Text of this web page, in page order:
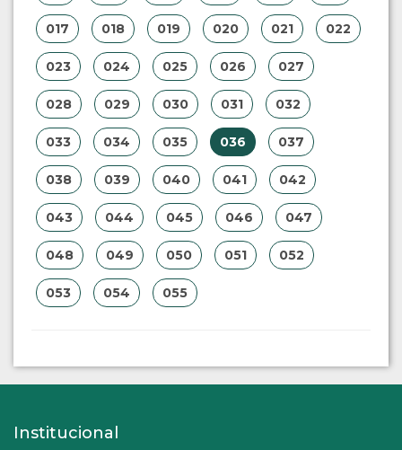
017 018 019 020 021 022
023 024 025 026 027
028 029 030 031 032
033 034 035 036 037
038 039 040 041 042
043 044 045 046 047
048 049 050 051 052
053 054 055
Institucional